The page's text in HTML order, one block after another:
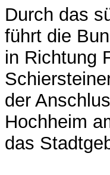
Durch das
führt die
in Richtung
der
Hochheim
das